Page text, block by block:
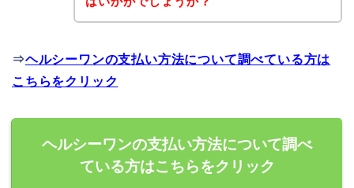
⇒ヘルシーワンの支払い方法について調べている方は
こちらをクリック
ヘルシーワンの支払い方法について調べ
ている方はこちらをクリック